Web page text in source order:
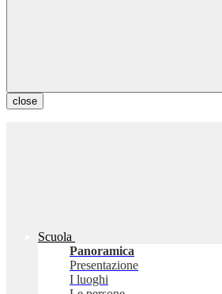
close
Scuola
Panoramica
Presentazione
I luoghi